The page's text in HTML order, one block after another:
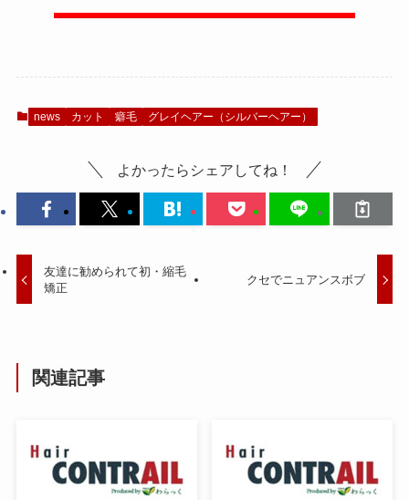
news カット 癖毛 グレイヘアー（シルバーヘアー）
よかったらシェアしてね！
友達に勧められて初・縮毛
矯正
クセでニュアンスボブ
関連記事